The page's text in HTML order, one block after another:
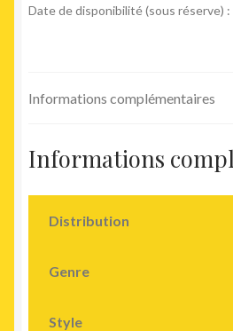
Date de disponibilité (sous réserve) :
Informations complémentaires
Informations
Distribution
Genre
Style